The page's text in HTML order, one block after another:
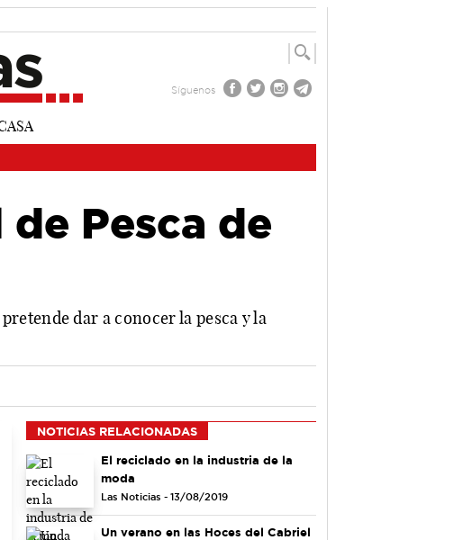
Síguenos
Pesca de
dar a conocer la pesca y la
NOTICIAS RELACIONADAS
El reciclado en la industria de la
moda
Las Noticias - 13/08/2019
Un verano en las Hoces del Cabriel